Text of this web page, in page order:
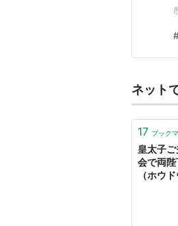
ネット
17 ブック
皇太子
会で両
（ホウ